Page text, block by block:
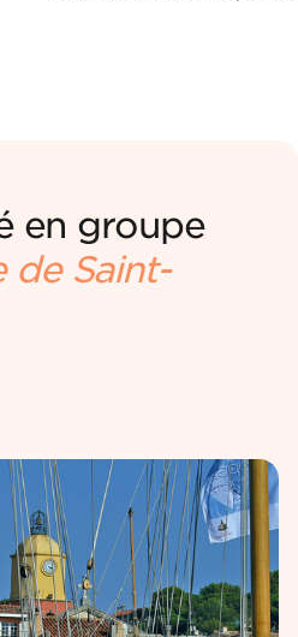
en groupe
de Saint-